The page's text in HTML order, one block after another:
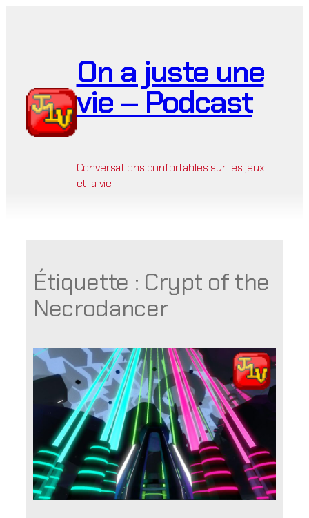
On a juste une
vie – Podcast
Conversations confortables sur les jeux…
et la vie
Étiquette : Crypt of the
Necrodancer